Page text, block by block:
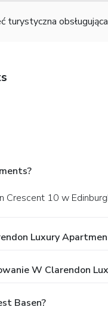
turystyczna
Crescent 10 w
Luxury
W Clarendon
Basen?